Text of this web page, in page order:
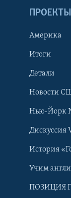
ПРОЕКТЫ
Америка
Итоги
Детали
Новости
Нью-Йорк
Дискуссия
История
Учим
ПОЗИЦИЯ